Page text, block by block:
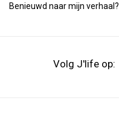
Benieuwd naar mijn verhaal?
Volg J'life op: